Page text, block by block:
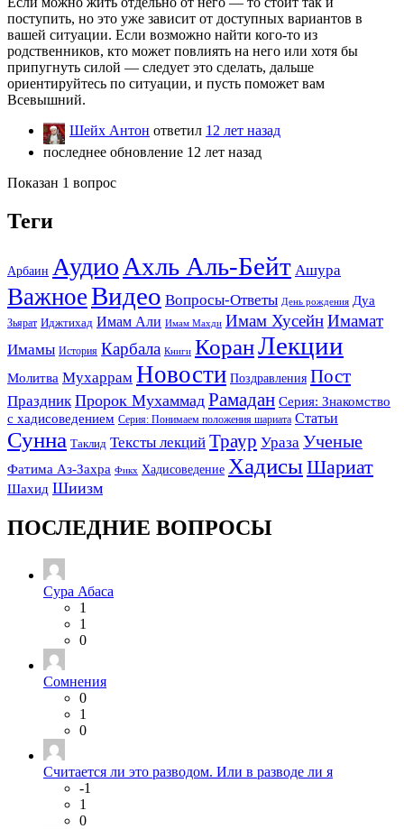
поступить, но это уже зависит от доступных вариантов в
вашей ситуации. Если возможно найти кого-то из
родственников, кто может повлиять на него или хотя бы
припугнуть силой — следует это сделать, дальше
ориентируйтесь по ситуации, и пусть поможет вам
Всевышний.
Шейх Антон ответил 12 лет назад
последнее обновление 12 лет назад
Показан 1 вопрос
Теги
Арбаин Аудио Ахль Аль-Бейт Ашура
ВажноеВидео Вопросы-Ответы День рождения Дуа
Зьярат Иджтихад Имам Али Имам Махди Имам ХусейнИмамат
Имамы История Карбала Книги КоранЛекции
Молитва Мухаррам Новости Поздравления Пост
Праздник Пророк Мухаммад Рамадан Серия: Знакомство
с хадисоведением Серия: Понимаем положения шариата Статьи
Сунна Таклид Тексты лекций Траур Ураза Ученые
Фатима Аз-Захра Фикх Хадисоведение ХадисыШариат
Шахид Шиизм
ПОСЛЕДНИЕ ВОПРОСЫ
Сура Абаса
1
1
0
Сомнения
0
1
0
Считается ли это разводом. Или в разводе ли я
-1
1
0